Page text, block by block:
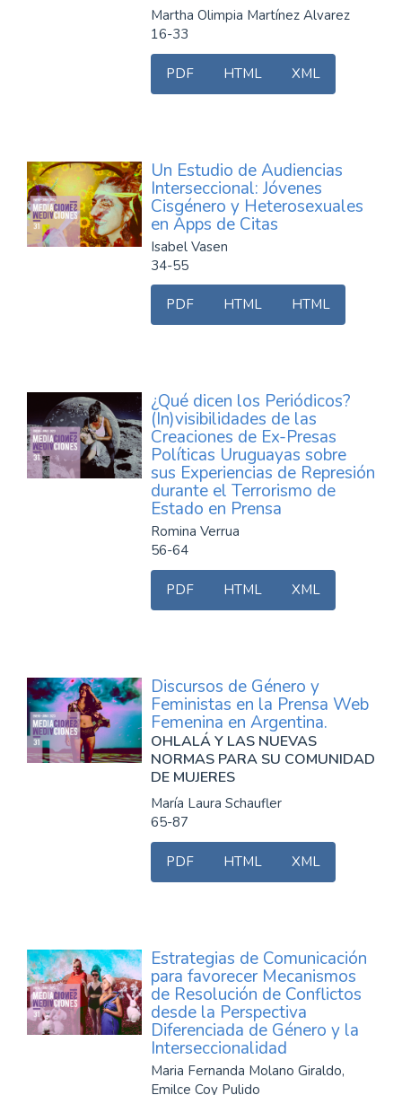
Martha Olimpia Martínez Alvarez
16-33
PDF HTML XML
Un Estudio de Audiencias
Interseccional: Jóvenes
Cisgénero y Heterosexuales
en Apps de Citas
Isabel Vasen
34-55
PDF HTML HTML
¿Qué dicen los Periódicos?
(In)visibilidades de las
Creaciones de Ex-Presas
Políticas Uruguayas sobre
sus Experiencias de Represión
durante el Terrorismo de
Estado en Prensa
Romina Verrua
56-64
PDF HTML XML
Discursos de Género y
Feministas en la Prensa Web
Femenina en Argentina.
OHLALÁ Y LAS NUEVAS
NORMAS PARA SU COMUNIDAD
DE MUJERES
María Laura Schaufler
65-87
PDF HTML XML
Estrategias de Comunicación
para favorecer Mecanismos
de Resolución de Conflictos
desde la Perspectiva
Diferenciada de Género y la
Interseccionalidad
Maria Fernanda Molano Giraldo,
Emilce Coy Pulido